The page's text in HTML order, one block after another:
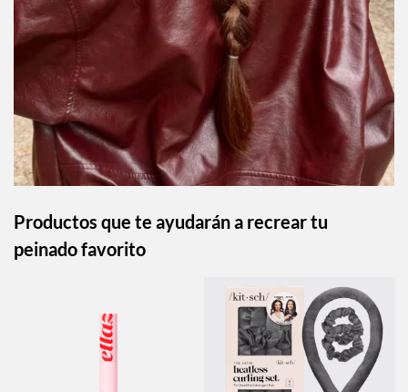
Productos que te ayudarán a recrear tu
peinado favorito